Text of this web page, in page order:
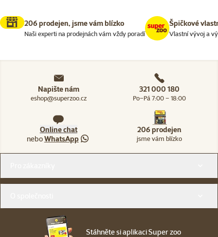
206 prodejen, jsme vám blízko
Naši experti na prodejnách vám vždy poradí
Špičkové
Vlastní vývoj a
Napište nám
eshop@superzoo.cz
321 000 180
Po–Pá 7:00 – 18:00
Online chat
neboWhatsApp
206 prodejen
jsme vám blízko
Stáhněte si aplikaci Super zoo